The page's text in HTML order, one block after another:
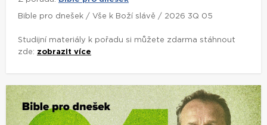
Bible pro dnešek / Vše k Boží slávě / 2026 3Q 05
Studijní materiály k pořadu si můžete zdarma stáhnout
zde: zobrazit více